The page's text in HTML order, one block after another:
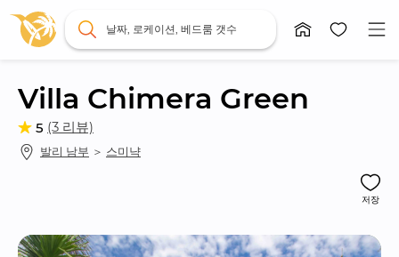
날짜, 로케이션, 베드룸 갯수
Villa Chimera Green
5 (3 리뷰)
발리 남부 ＞ 스미냑
저장